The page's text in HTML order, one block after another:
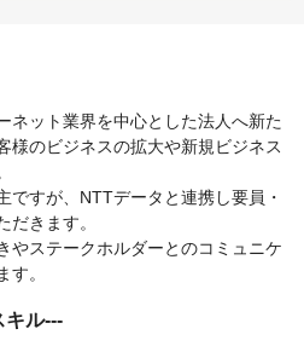
ネット業界を中心とした法人へ新た
様のビジネスの拡大や新規ビジネス
ですが、NTTデータと連携し要員・
だきます。
やステークホルダーとのコミュニケ
す。
キル---